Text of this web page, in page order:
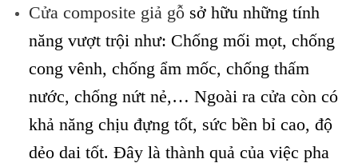
Cửa composite giả gỗsở hữu những tính
năng vượt trội như: Chống mối mọt, chống
cong vênh, chống ẩm mốc, chống thấm
nước, chống nứt nẻ,… Ngoài ra cửa còn có
khả năng chịu đựng tốt, sức bền bỉ cao, độ
dẻo dai tốt. Đây là thành quả của việc pha